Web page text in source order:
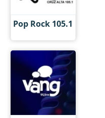
Pop Rock 105.1